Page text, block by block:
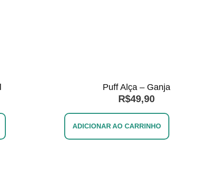
Puff Alça – Ganja
R$49,90
ADICIONAR AO CARRINHO